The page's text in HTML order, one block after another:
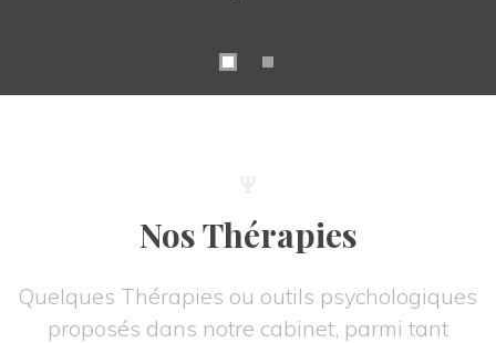
Nos Thérapies
Quelques Thérapies ou outils psychologiques
proposés dans notre cabinet, parmi tant